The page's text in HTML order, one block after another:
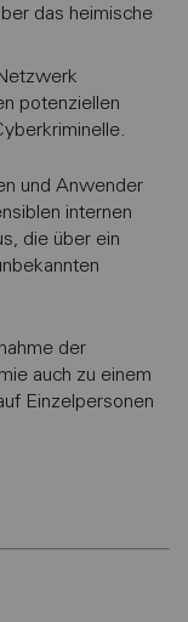
das heimische
potenziellen
und Anwender
internen
die über ein
der
auch zu einem
Einzelpersonen